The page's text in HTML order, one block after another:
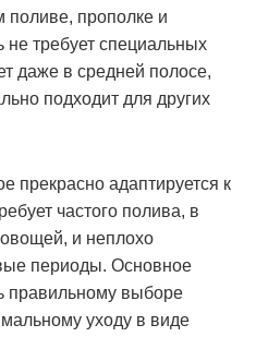
поливе, прополке и
требует специальных
даже в средней полосе,
подходит для других
прекрасно адаптируется к
частого полива, в
овощей, и неплохо
периоды. Основное
правильному выборе
уходу в виде